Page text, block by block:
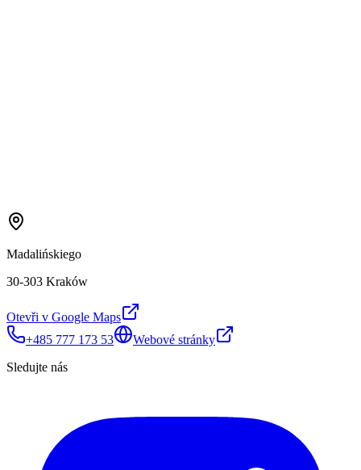
Madalińskiego
30-303 Kraków
Otevři v Google Maps
+485 777 173 53
Webové stránky
Sledujte nás